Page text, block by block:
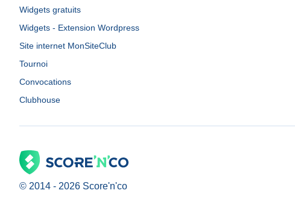
Widgets gratuits
Widgets - Extension Wordpress
Site internet MonSiteClub
Tournoi
Convocations
Clubhouse
© 2014 - 2026 Score'n'co